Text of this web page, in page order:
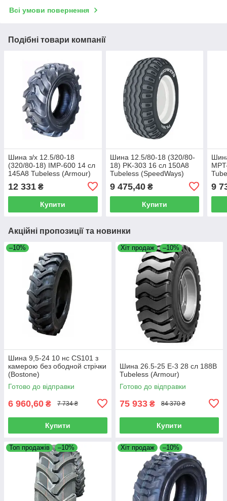
Всі умови повернення
Подібні товари компанії
Шина з/х 12.5/80-18
(320/80-18) IMP-600 14 сл
145A8 Tubeless (Armour)
12 331 ₴
Купити
Шина 12.5/80-18 (320/80-
18) PK-303 16 сл 150A8
Tubeless (SpeedWays)
9 475,40₴
Купити
9
Акційні пропозиції та новинки
–10%
Шина 9,5-24 10 нс CS101 з
камерою без ободной стрічки
(Bostone)
Готово до відправки
6 960,60 ₴ 7 734 ₴
Купити
Хіт продаж –10%
Шина 26.5-25 E-3 28 сл 188B
Tubeless (Armour)
Готово до відправки
75 933 ₴ 84 370 ₴
Купити
Топ продажів –10% Хіт продаж –10%